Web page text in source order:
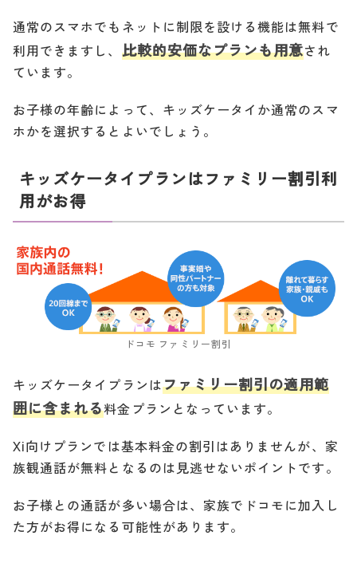
通常のスマホでもネットに制限を設ける機能は無料で
利用できますし、 比較的安価なプランも用意され
ています。
お子様の年齢によって、キッズケータイか通常のスマ
ホかを選択するとよいでしょう。
キッズケータイプランはファミリー割引利
用がお得
ドコモ ファミリー割引
キッズケータイプランはファミリー割引の適用範
囲に含まれる料金プランとなっています。
Xi向けプランでは基本料金の割引はありませんが、家
族観通話が無料となるのは見逃せないポイントです。
お子様との通話が多い場合は、家族でドコモに加入し
た方がお得になる可能性があります。